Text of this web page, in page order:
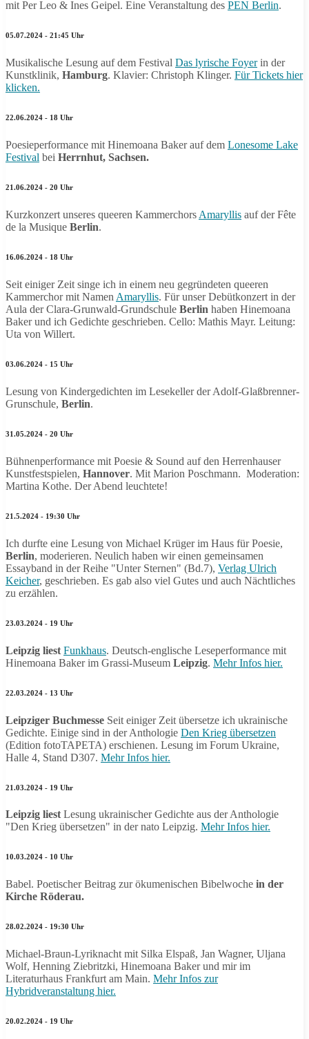
mit Per Leo & Ines Geipel. Eine Veranstaltung des PEN Berlin.
05.07.2024 - 21:45 Uhr
Musikalische Lesung auf dem Festival Das lyrische Foyerin der
Kunstklinik, Hamburg. Klavier: Christoph Klinger. Für Tickets hier
klicken.
22.06.2024 - 18 Uhr
Poesieperformance mit Hinemoana Baker auf dem Lonesome Lake
Festival bei Herrnhut, Sachsen.
21.06.2024 - 20 Uhr
Kurzkonzert unseres queeren Kammerchors Amaryllis auf der Fête
de la Musique Berlin.
16.06.2024 - 18 Uhr
Seit einiger Zeit singe ich in einem neu gegründeten queeren
Kammerchor mit Namen Amaryllis. Für unser Debütkonzert in der
Aula der Clara-Grunwald-Grundschule Berlin haben Hinemoana
Baker und ich Gedichte geschrieben. Cello: Mathis Mayr. Leitung:
Uta von Willert.
03.06.2024 - 15 Uhr
Lesung von Kindergedichten im Lesekeller der Adolf-Glaßbrenner-
Grunschule, Berlin.
31.05.2024 - 20 Uhr
Bühnenperformance mit Poesie & Sound auf den Herrenhauser
Kunstfestspielen, Hannover. Mit Marion Poschmann. Moderation:
Martina Kothe. Der Abend leuchtete!
21.5.2024 - 19:30 Uhr
Ich durfte eine Lesung von Michael Krüger im Haus für Poesie,
Berlin, moderieren. Neulich haben wir einen gemeinsamen
Essayband in der Reihe "Unter Sternen" (Bd.7), Verlag Ulrich
Keicher, geschrieben. Es gab also viel Gutes und auch Nächtliches
zu erzählen.
23.03.2024 - 19 Uhr
Leipzig liest Funkhaus. Deutsch-englische Leseperformance mit
Hinemoana Baker im Grassi-Museum Leipzig. Mehr Infos hier.
22.03.2024 - 13 Uhr
Leipziger Buchmesse Seit einiger Zeit übersetze ich ukrainische
Gedichte. Einige sind in der Anthologie Den Krieg übersetzen
(Edition fotoTAPETA) erschienen. Lesung im Forum Ukraine,
Halle 4, Stand D307. Mehr Infos hier.
21.03.2024 - 19 Uhr
Leipzig liestLesung ukrainischer Gedichte aus der Anthologie
"Den Krieg übersetzen" in der nato Leipzig. Mehr Infos hier.
10.03.2024 - 10 Uhr
Babel. Poetischer Beitrag zur ökumenischen Bibelwoche in der
Kirche Röderau.
28.02.2024 - 19:30 Uhr
Michael-Braun-Lyriknacht mit Silka Elspaß, Jan Wagner, Uljana
Wolf, Henning Ziebritzki, Hinemoana Baker und mir im
Literaturhaus Frankfurt am Main. Mehr Infos zur
Hybridveranstaltung hier.
20.02.2024 - 19 Uhr